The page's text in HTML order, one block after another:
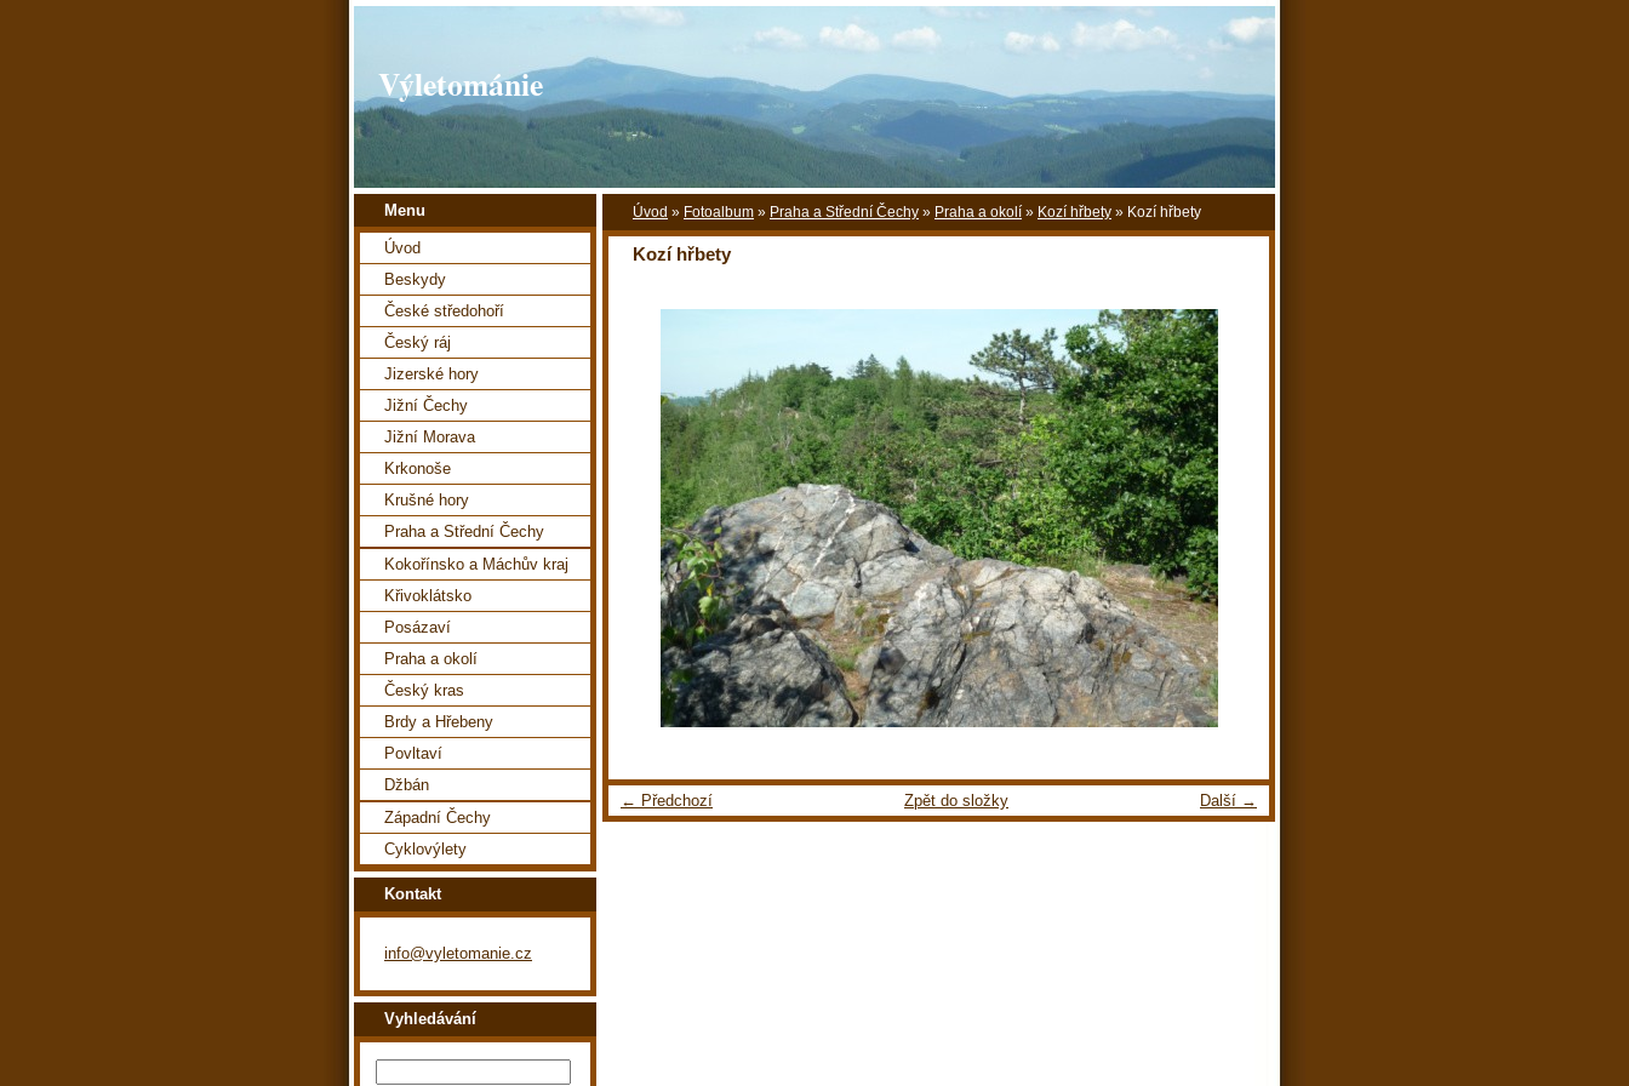
Výletománie
Úvod » Fotoalbum » Praha a Střední Čechy » Praha a okolí » Kozí hřbety » Kozí hřbety
Kozí hřbety
← Předchozí Další →
Zpět do složky
Menu
Úvod
Beskydy
České středohoří
Český ráj
Jizerské hory
Jižní Čechy
Jižní Morava
Krkonoše
Krušné hory
Praha a Střední Čechy
Kokořínsko a Máchův kraj
Křivoklátsko
Posázaví
Praha a okolí
Český kras
Brdy a Hřebeny
Povltaví
Džbán
Západní Čechy
Cyklovýlety
Kontakt
info@vyletomanie.cz
Vyhledávání